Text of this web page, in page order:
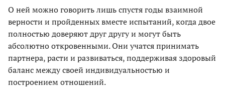
О ней можно говорить лишь спустя годы взаимной
верности и пройденных вместе испытаний, когда двое
полностью доверяют друг другу и могут быть
абсолютно откровенными. Они учатся принимать
партнера, расти и развиваться, поддерживая здоровый
баланс между своей индивидуальностью и
построением отношений.